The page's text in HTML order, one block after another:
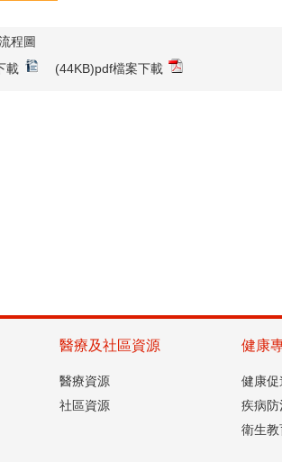
程圖
載
(44KB)pdf檔案下載
醫療及社區資源
醫療資源
社區資源
健康
健康促
疾病防
衛生教